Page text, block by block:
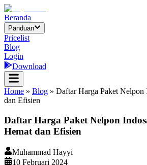
Beranda
Panduan
Pricelist
Blog
Login
Download
Home » Blog » Daftar Harga Paket Nelpon
dan Efisien
Daftar Harga Paket Nelpon
Hemat dan Efisien
Muhammad Hayyi
10 Februari 2024